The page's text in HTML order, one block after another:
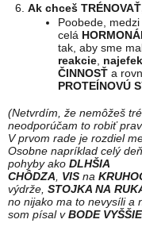
Ak chceš
Poobede, medzi
celá
tak, aby sme
reakcie,
ČINNOSŤa
PROTEÍNOVÚ
(Netvrdím, že nemôžeš
neodporúčam to robiť
V prvom rade je rozdiel
Osobne napríklad celý
pohyby ako DLHŠIA
CHÔDZA VIS na
výdrže, STOJKA NA
no nijako ma to nevysíli a
som písal vBODE VYŠŠIE